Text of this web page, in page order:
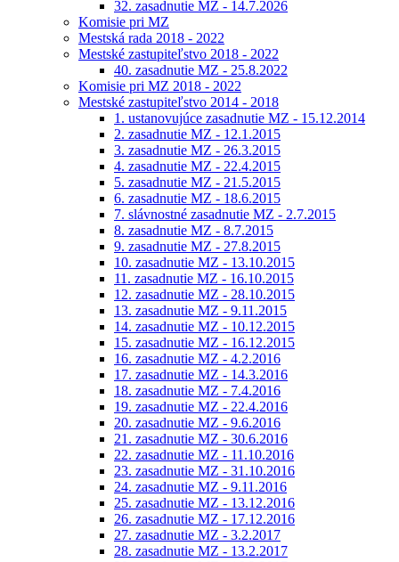
32. zasadnutie MZ - 14.7.2026
Komisie pri MZ
Mestská rada 2018 - 2022
Mestské zastupiteľstvo 2018 - 2022
40. zasadnutie MZ - 25.8.2022
Komisie pri MZ 2018 - 2022
Mestské zastupiteľstvo 2014 - 2018
1. ustanovujúce zasadnutie MZ - 15.12.2014
2. zasadnutie MZ - 12.1.2015
3. zasadnutie MZ - 26.3.2015
4. zasadnutie MZ - 22.4.2015
5. zasadnutie MZ - 21.5.2015
6. zasadnutie MZ - 18.6.2015
7. slávnostné zasadnutie MZ - 2.7.2015
8. zasadnutie MZ - 8.7.2015
9. zasadnutie MZ - 27.8.2015
10. zasadnutie MZ - 13.10.2015
11. zasadnutie MZ - 16.10.2015
12. zasadnutie MZ - 28.10.2015
13. zasadnutie MZ - 9.11.2015
14. zasadnutie MZ - 10.12.2015
15. zasadnutie MZ - 16.12.2015
16. zasadnutie MZ - 4.2.2016
17. zasadnutie MZ - 14.3.2016
18. zasadnutie MZ - 7.4.2016
19. zasadnutie MZ - 22.4.2016
20. zasadnutie MZ - 9.6.2016
21. zasadnutie MZ - 30.6.2016
22. zasadnutie MZ - 11.10.2016
23. zasadnutie MZ - 31.10.2016
24. zasadnutie MZ - 9.11.2016
25. zasadnutie MZ - 13.12.2016
26. zasadnutie MZ - 17.12.2016
27. zasadnutie MZ - 3.2.2017
28. zasadnutie MZ - 13.2.2017